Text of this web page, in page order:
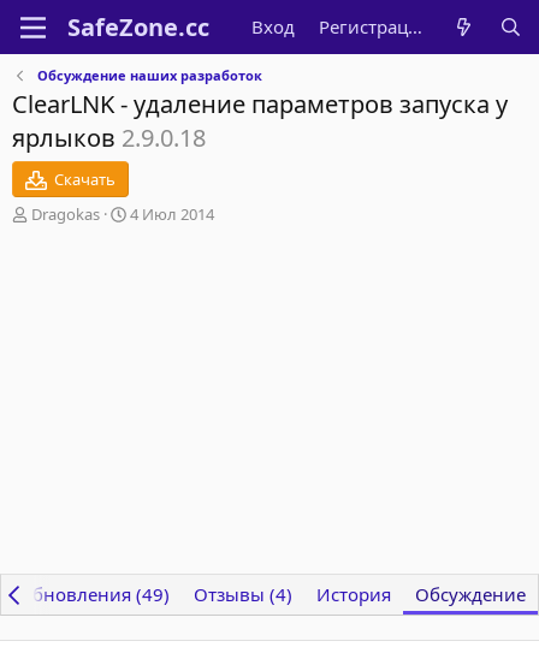
Вход Регистрация
Обсуждение наших разработок
ClearLNK - удаление параметров запуска у
ярлыков 2.9.0.18
Скачать
А
Dragokas
Д
4 Июл 2014
Обновления (49) Отзывы (4) История Обсуждение